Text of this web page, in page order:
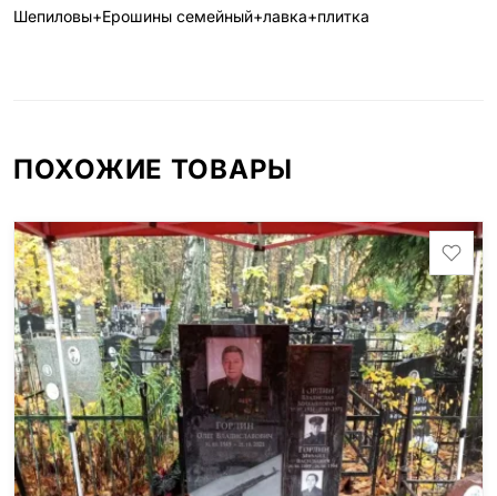
Шепиловы+Ерошины семейный+лавка+плитка
ПОХОЖИЕ ТОВАРЫ